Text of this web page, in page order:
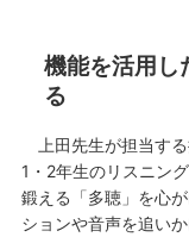
機能を活用し
る
上田先生が担当する
1・2年生のリスニン
鍛える「多聴」を心
ションや音声を追い